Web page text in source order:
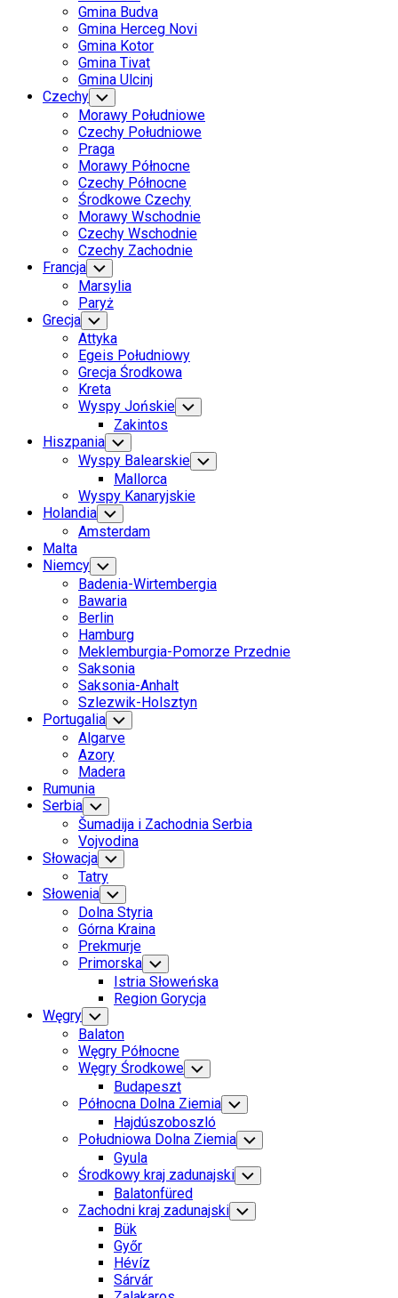
Menu
Gmina Budva
Gmina Herceg Novi
Gmina Kotor
Gmina Tivat
Gmina Ulcinj
Czechy Toggle
Child
Menu
Morawy Południowe
Czechy Południowe
Praga
Morawy Północne
Czechy Północne
Środkowe Czechy
Morawy Wschodnie
Czechy Wschodnie
Czechy Zachodnie
Francja Toggle
Child
Menu
Marsylia
Paryż
Grecja Toggle
Child
Menu
Attyka
Egeis Południowy
Grecja Środkowa
Kreta
Wyspy Jońskie Toggle
Child
Zakintos
Hiszpania Toggle
Child
Menu
Wyspy Balearskie Toggle
Child
Mallorca
Wyspy Kanaryjskie
Holandia Toggle
Child
Menu
Amsterdam
Malta
Niemcy Toggle
Child
Menu
Badenia-Wirtembergia
Bawaria
Berlin
Hamburg
Meklemburgia-Pomorze Przednie
Saksonia
Saksonia-Anhalt
Szlezwik-Holsztyn
Portugalia Toggle
Child
Menu
Algarve
Azory
Madera
Rumunia
Serbia Toggle
Child
Menu
Šumadija i Zachodnia Serbia
Vojvodina
Słowacja Toggle
Child
Menu
Tatry
Słowenia Toggle
Child
Menu
Dolna Styria
Górna Kraina
Prekmurje
Primorska Toggle
Child
Menu
Istria Słoweńska
Region Gorycja
Węgry Toggle
Child
Menu
Balaton
Węgry Północne
Węgry Środkowe Toggle
Child
Menu
Budapeszt
Północna Dolna Ziemia Toggle
Child
Menu
Hajdúszoboszló
Południowa Dolna Ziemia Toggle
Child
Menu
Gyula
Środkowy kraj zadunajski Toggle
Child
Menu
Balatonfüred
Zachodni kraj zadunajski Toggle
Child
Bük
Győr
Hévíz
Sárvár